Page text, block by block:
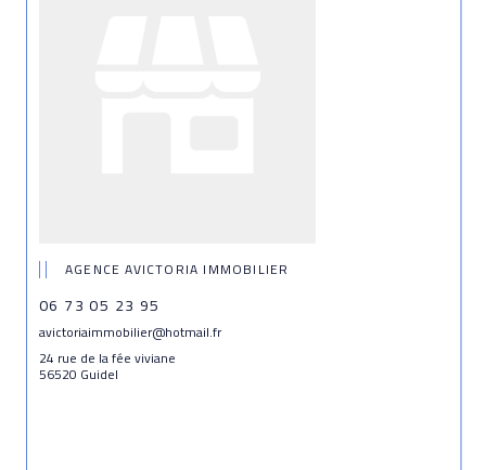
AGENCE AVICTORIA IMMOBILIER
06 73 05 23 95
avictoriaimmobilier@hotmail.fr
24 rue de la fée viviane
56520 Guidel